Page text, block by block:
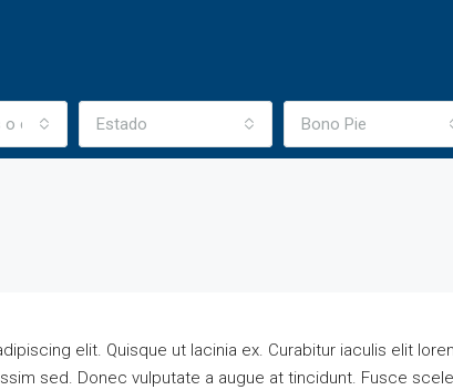
comuna Estado Bono Pie
elit. Quisque ut lacinia ex. Curabitur iaculis elit
sed. Donec vulputate a augue at tincidunt. Fusce